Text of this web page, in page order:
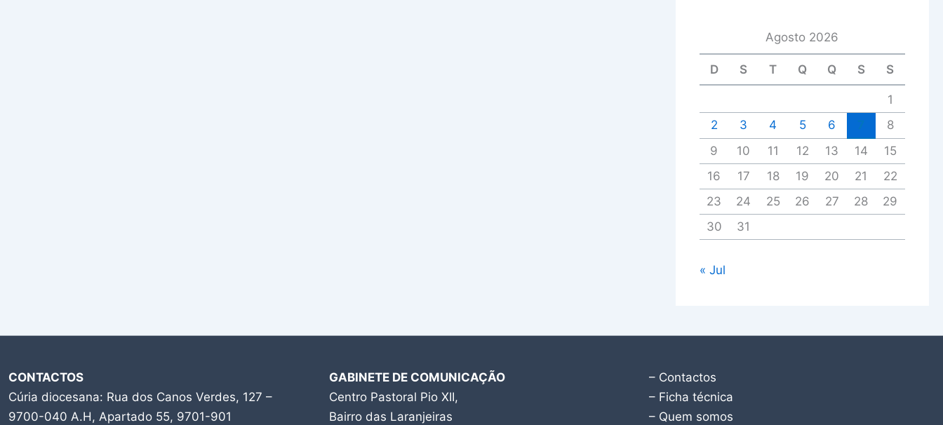
Agosto 2026
D S T Q Q S S
1
2
3 4 5 6
8
9
10 11 12 13 14
15
16
17 18 19 20 21
22
23
24 25 26 27 28
29
30
31
« Jul
CONTACTOS
Cúria diocesana: Rua dos Canos Verdes, 127 –
9700-040 A.H, Apartado 55, 9701-901
GABINETE DE COMUNICAÇÃO
Centro Pastoral Pio XII,
Bairro das Laranjeiras
– Contactos
– Ficha técnica
– Quem somos